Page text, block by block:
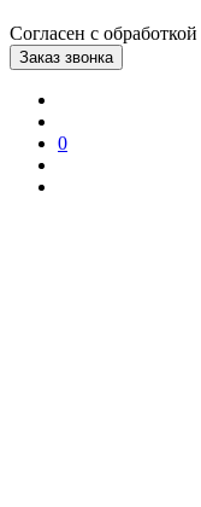
Согласен с обработкой
0